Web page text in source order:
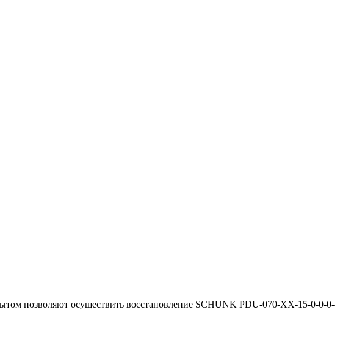
позволяют осуществить восстановление SCHUNK PDU-070-XX-15-0-0-0-